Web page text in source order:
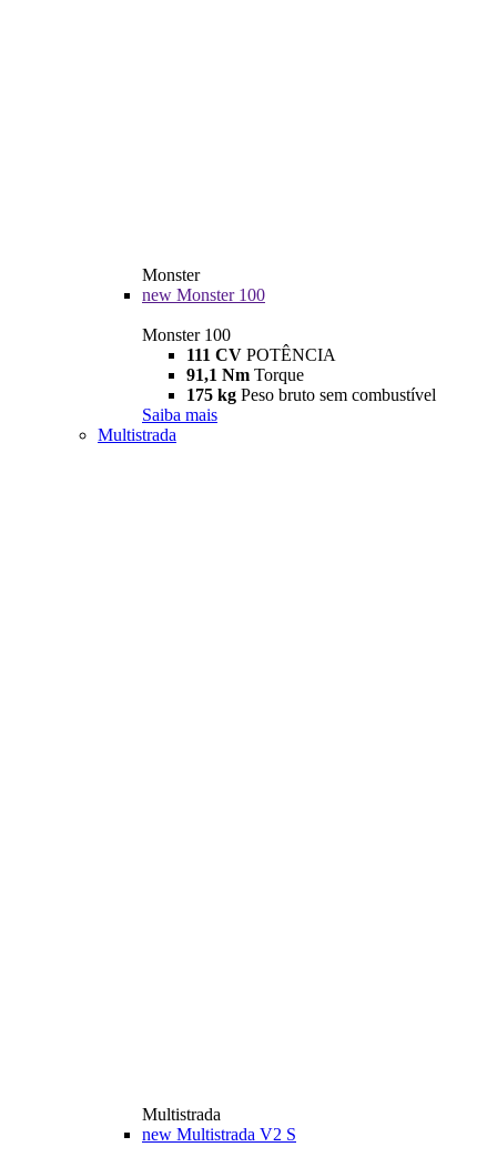
Monster
new Monster 100
Monster 100
111 CV POTÊNCIA
91,1 Nm Torque
175 kg Peso bruto sem combustível
Saiba mais
Multistrada
Multistrada
new Multistrada V2 S